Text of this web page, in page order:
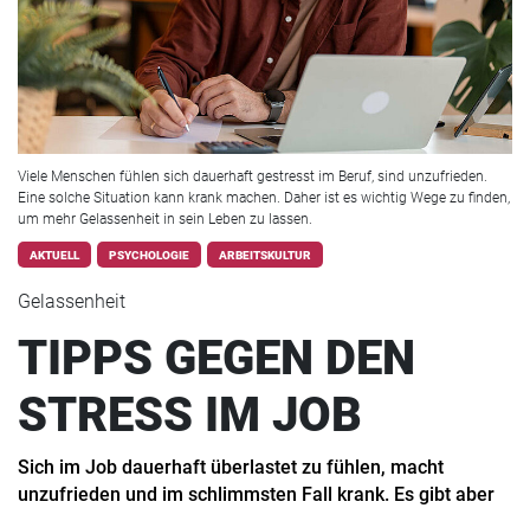
Viele Menschen fühlen sich dauerhaft gestresst im Beruf, sind unzufrieden.
Eine solche Situation kann krank machen. Daher ist es wichtig Wege zu finden,
um mehr Gelassenheit in sein Leben zu lassen.
AKTUELL PSYCHOLOGIE ARBEITSKULTUR
Gelassenheit
TIPPS GEGEN DEN
STRESS IM JOB
Sich im Job dauerhaft überlastet zu fühlen, macht
unzufrieden und im schlimmsten Fall krank. Es gibt aber